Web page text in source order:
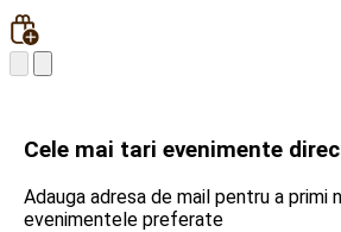
Cele mai tari evenimente
Adauga adresa de mail pentru a
evenimentele preferate